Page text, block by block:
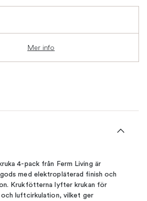
Mer info
4-pack från Ferm Living är
med elektropläterad finish och
Krukfötterna lyfter krukan för
och luftcirkulation, vilket ger